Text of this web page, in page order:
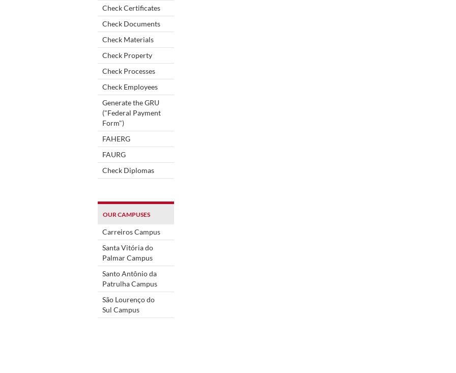
Check Certificates
Check Documents
Check Materials
Check Property
Check Processes
Check Employees
Generate the GRU
("Federal Payment
Form")
FAHERG
FAURG
Check Diplomas
OUR CAMPUSES
Carreiros Campus
Santa Vitória do
Palmar Campus
Santo Antônio da
Patrulha Campus
São Lourenço do
Sul Campus